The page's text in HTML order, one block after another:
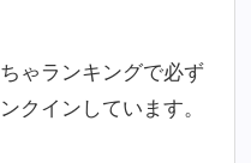
ゃランキングで必ず
クインしています。